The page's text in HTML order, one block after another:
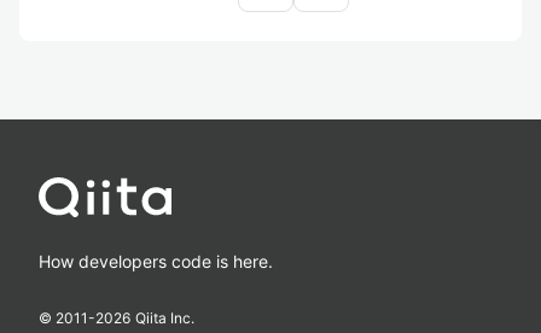
How developers code is here.
© 2011-2026 Qiita Inc.